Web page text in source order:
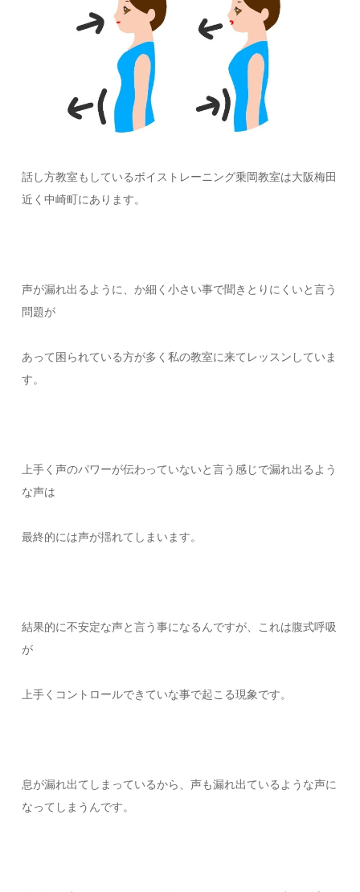
話し方教室もしているボイストレーニング乗岡教室は大阪梅田
近く中崎町にあります。
声が漏れ出るように、か細く小さい事で聞きとりにくいと言う
問題が
あって困られている方が多く私の教室に来てレッスンしていま
す。
上手く声のパワーが伝わっていないと言う感じで漏れ出るよう
な声は
最終的には声が揺れてしまいます。
結果的に不安定な声と言う事になるんですが、これは腹式呼吸
が
上手くコントロールできていな事で起こる現象です。
息が漏れ出てしまっているから、声も漏れ出ているような声に
なってしまうんです。